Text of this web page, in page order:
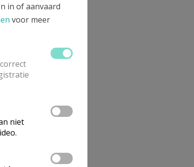
in of aanvaard
voor meer
niet